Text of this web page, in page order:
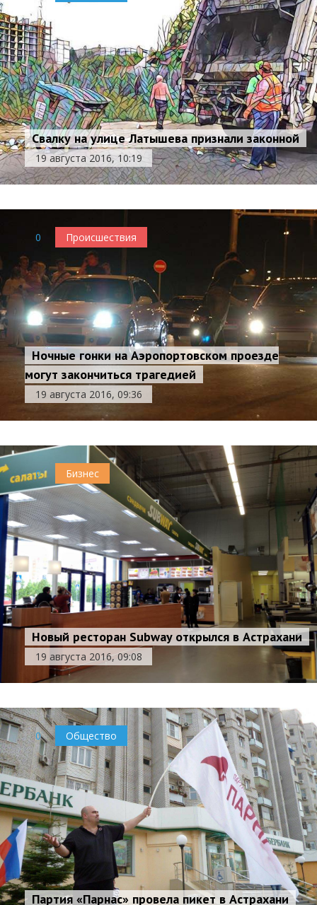
Свалку на улице Латышева признали законной
19 августа 2016, 10:19
0 Происшествия
Ночные гонки на Аэропортовском проезде
могут закончиться трагедией
19 августа 2016, 09:36
0 Бизнес
Новый ресторан Subway открылся в Астрахани
19 августа 2016, 09:08
0 Общество
Партия «Парнас» провела пикет в Астрахани